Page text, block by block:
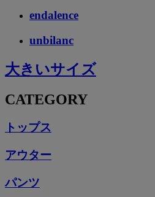
endalence
unbilanc
大きいサイズ
CATEGORY
トップス
アウター
パンツ